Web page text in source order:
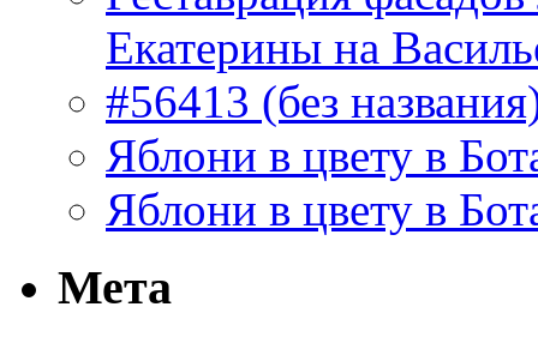
Екатерины на
#56413 (без
Яблони в цвету в
Яблони в цвету в
Мета